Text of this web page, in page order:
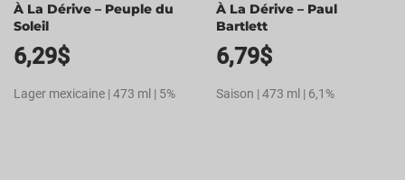
À La Dérive – Peuple du
Soleil
6,29$
Lager mexicaine | 473 ml | 5%
À La Dérive – Paul
Bartlett
6,79$
Saison | 473 ml | 6,1%